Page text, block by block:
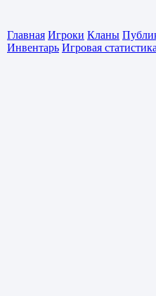
Главная Игроки Кланы
Инвентарь Игровая статистика